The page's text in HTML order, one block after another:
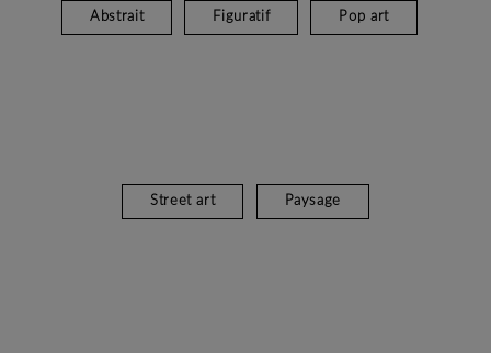
Abstrait Figuratif Pop art
Street art Paysage